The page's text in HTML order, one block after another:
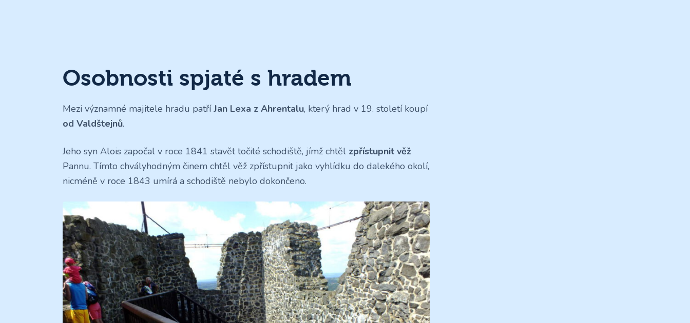
Osobnosti spjaté s hradem
Mezi významné majitele hradu patříJan Lexa z Ahrentalu, který hrad v 19. století koupí
od Valdštejnů.
Jeho syn Alois započal v roce 1841 stavět točité schodiště, jímž chtěl zpřístupnit věž
Pannu. Tímto chvályhodným činem chtěl věž zpřístupnit jako vyhlídku do dalekého okolí,
nicméně v roce 1843 umírá a schodiště nebylo dokončeno.